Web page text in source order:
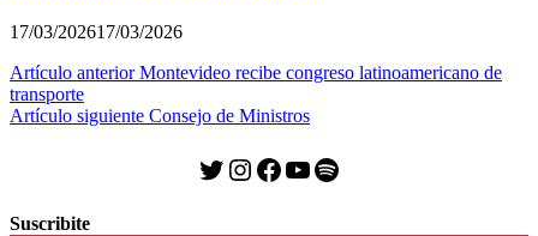
17/03/202617/03/2026
Navegación
de
Artículo anterior Montevideo recibe congreso latinoamericano de
transporte
Artículo siguiente Consejo de Ministros
Twitter
Instagram
Facebook
YouTube
Spotify
Suscribite